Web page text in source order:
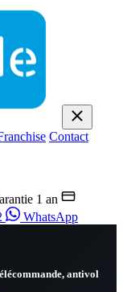
Contact
1 an
WhatsApp
antivol